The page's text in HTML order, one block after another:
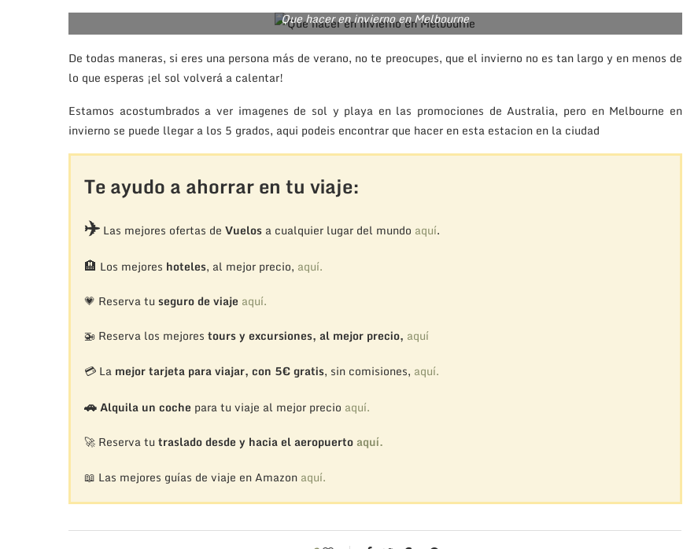
Que hacer en invierno en Melbourne
De todas maneras, si eres una persona más de verano, no te preocupes, que el invierno no es tan largo y en menos de
lo que esperas ¡el sol volverá a calentar!
Estamos acostumbrados a ver imagenes de sol y playa en las promociones de Australia, pero en Melbourne en
invierno se puede llegar a los 5 grados, aqui podeis encontrar que hacer en esta estacion en la ciudad
Te ayudo a ahorrar en tu viaje:
✈️Las mejores ofertas de Vuelosa cualquier lugar del mundo aquí.
🏨 Los mejores hoteles, al mejor precio, aquí.
💗 Reserva tu seguro de viaje aquí.
🚁 Reserva los mejores tours y excursiones, al mejor precio, aquí
💳 La mejor tarjeta para viajar, con 5€ gratis, sin comisiones, aquí.
🚗Alquila un coche para tu viaje al mejor precio aquí.
🚀 Reserva tu traslado desde y hacia el aeropuerto aquí.
📖 Las mejores guías de viaje en Amazon aquí.